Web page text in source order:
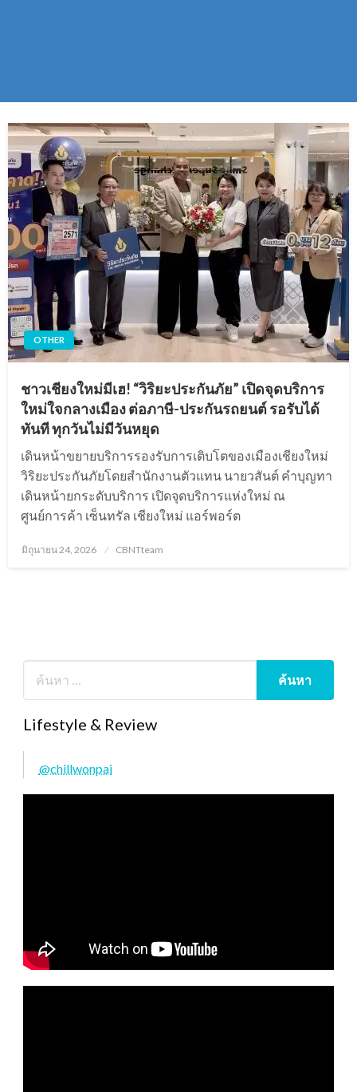
OTHER
ชาวเชียงใหม่มีเฮ! “วิริยะประกันภัย” เปิดจุดบริการ
ใหม่ใจกลางเมือง ต่อภาษี-ประกันรถยนต์ รอรับได้
ทันที ทุกวันไม่มีวันหยุด
เดินหน้าขยายบริการรองรับการเติบโตของเมืองเชียงใหม่
วิริยะประกันภัยโดยสำนักงานตัวแทน นายวสันต์ คำบุญทา
เดินหน้ายกระดับบริการ เปิดจุดบริการแห่งใหม่ ณ
ศูนย์การค้า เซ็นทรัล เชียงใหม่ แอร์พอร์ต
Posted
on
มิถุนายน 24, 2026 CBNTteam
Lifestyle & Review
@chillwonpai